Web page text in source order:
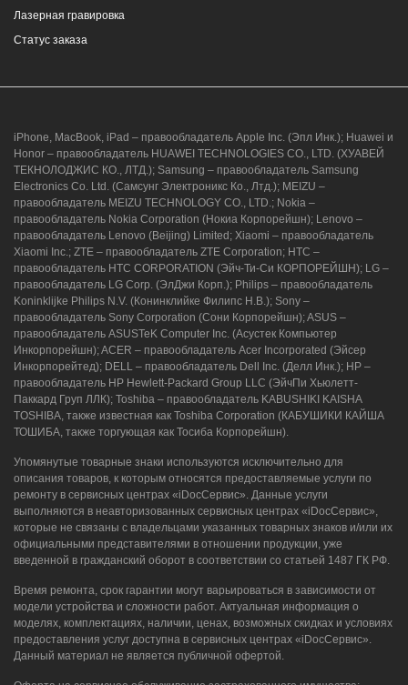
Лазерная гравировка
Статус заказа
iPhone, MacBook, iPad – правообладатель Apple Inc. (Эпл Инк.); Huawei и
Honor – правообладатель HUAWEI TECHNOLOGIES CO., LTD. (ХУАВЕЙ
ТЕКНОЛОДЖИС КО., ЛТД.); Samsung – правообладатель Samsung
Electronics Co. Ltd. (Самсунг Электроникс Ко., Лтд.); MEIZU –
правообладатель MEIZU TECHNOLOGY CO., LTD.; Nokia –
правообладатель Nokia Corporation (Нокиа Корпорейшн); Lenovo –
правообладатель Lenovo (Beijing) Limited; Xiaomi – правообладатель
Xiaomi Inc.; ZTE – правообладатель ZTE Corporation; HTC –
правообладатель HTC CORPORATION (Эйч-Ти-Си КОРПОРЕЙШН); LG –
правообладатель LG Corp. (ЭлДжи Корп.); Philips – правообладатель
Koninklijke Philips N.V. (Конинклийке Филипс Н.В.); Sony –
правообладатель Sony Corporation (Сони Корпорейшн); ASUS –
правообладатель ASUSTeK Computer Inc. (Асустек Компьютер
Инкорпорейшн); ACER – правообладатель Acer Incorporated (Эйсер
Инкорпорейтед); DELL – правообладатель Dell Inc. (Делл Инк.); HP –
правообладатель HP Hewlett-Packard Group LLC (ЭйчПи Хьюлетт-
Паккард Груп ЛЛК); Toshiba – правообладатель KABUSHIKI KAISHA
TOSHIBA, также известная как Toshiba Corporation (КАБУШИКИ КАЙША
ТОШИБА, также торгующая как Тосиба Корпорейшн).
Упомянутые товарные знаки используются исключительно для
описания товаров, к которым относятся предоставляемые услуги по
ремонту в сервисных центрах «iDocСервис». Данные услуги
выполняются в неавторизованных сервисных центрах «iDocСервис»,
которые не связаны с владельцами указанных товарных знаков и/или их
официальными представителями в отношении продукции, уже
введенной в гражданский оборот в соответствии со статьей 1487 ГК РФ.
Время ремонта, срок гарантии могут варьироваться в зависимости от
модели устройства и сложности работ. Актуальная информация о
моделях, комплектациях, наличии, ценах, возможных скидках и условиях
предоставления услуг доступна в сервисных центрах «iDocСервис».
Данный материал не является публичной офертой.